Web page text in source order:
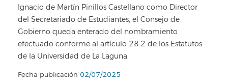
Ignacio de Martín Pinillos Castellano como Director
del Secretariado de Estudiantes, el Consejo de
Gobierno queda enterado del nombramiento
efectuado conforme al artículo 28.2 de los Estatutos
de la Universidad de La Laguna.
Fecha publicación 02/07/2025